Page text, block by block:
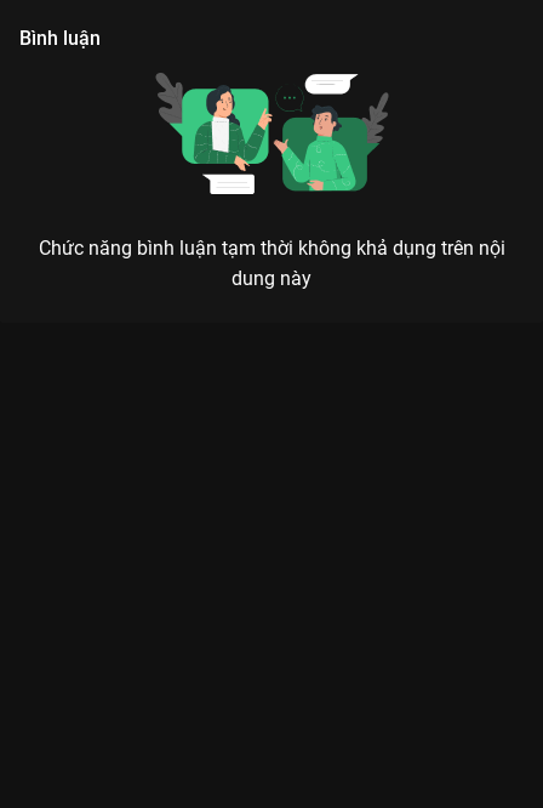
Bình luận
Chức năng bình luận tạm thời không khả dụng trên nội
dung này